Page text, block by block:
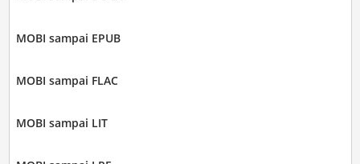
MOBI sampai EPUB
MOBI sampai FLAC
MOBI sampai LIT